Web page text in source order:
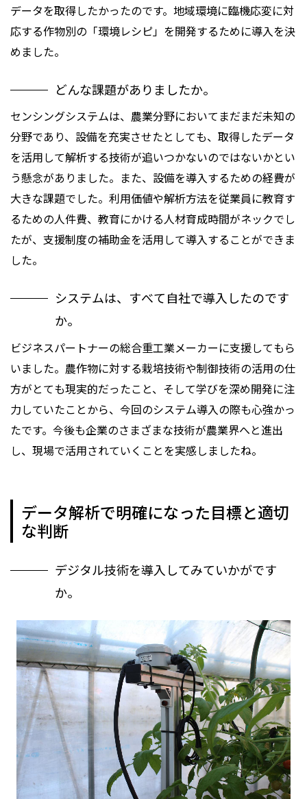
データを取得したかったのです。地域環境に臨機応変に対
応する作物別の「環境レシピ」を開発するために導入を決
めました。
どんな課題がありましたか。
センシングシステムは、農業分野においてまだまだ未知の
分野であり、設備を充実させたとしても、取得したデータ
を活用して解析する技術が追いつかないのではないかとい
う懸念がありました。また、設備を導入するための経費が
大きな課題でした。利用価値や解析方法を従業員に教育す
るための人件費、教育にかける人材育成時間がネックでし
たが、支援制度の補助金を活用して導入することができま
した。
システムは、すべて自社で導入したのです
か。
ビジネスパートナーの総合重工業メーカーに支援してもら
いました。農作物に対する栽培技術や制御技術の活用の仕
方がとても現実的だったこと、そして学びを深め開発に注
力していたことから、今回のシステム導入の際も心強かっ
たです。今後も企業のさまざまな技術が農業界へと進出
し、現場で活用されていくことを実感しましたね。
データ解析で明確になった目標と適切
な判断
デジタル技術を導入してみていかがです
か。